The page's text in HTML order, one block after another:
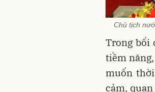
Chủ tịch
Trong bối
tiềm
muốn
cảm,